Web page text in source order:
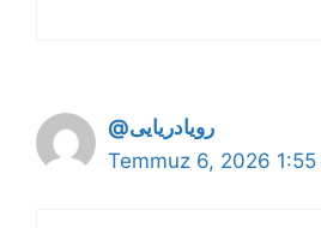
@رویادریایی
Temmuz 6, 2026 1:55